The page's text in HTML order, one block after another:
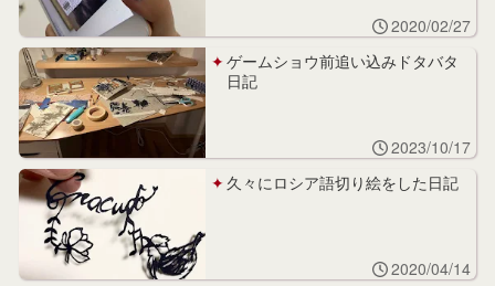
2020/02/27
ゲームショウ前追い込みドタバタ
日記
2023/10/17
久々にロシア語切り絵をした日記
2020/04/14